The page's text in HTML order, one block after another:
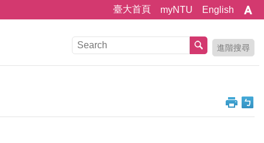
臺大首頁 myNTU English
進階搜尋